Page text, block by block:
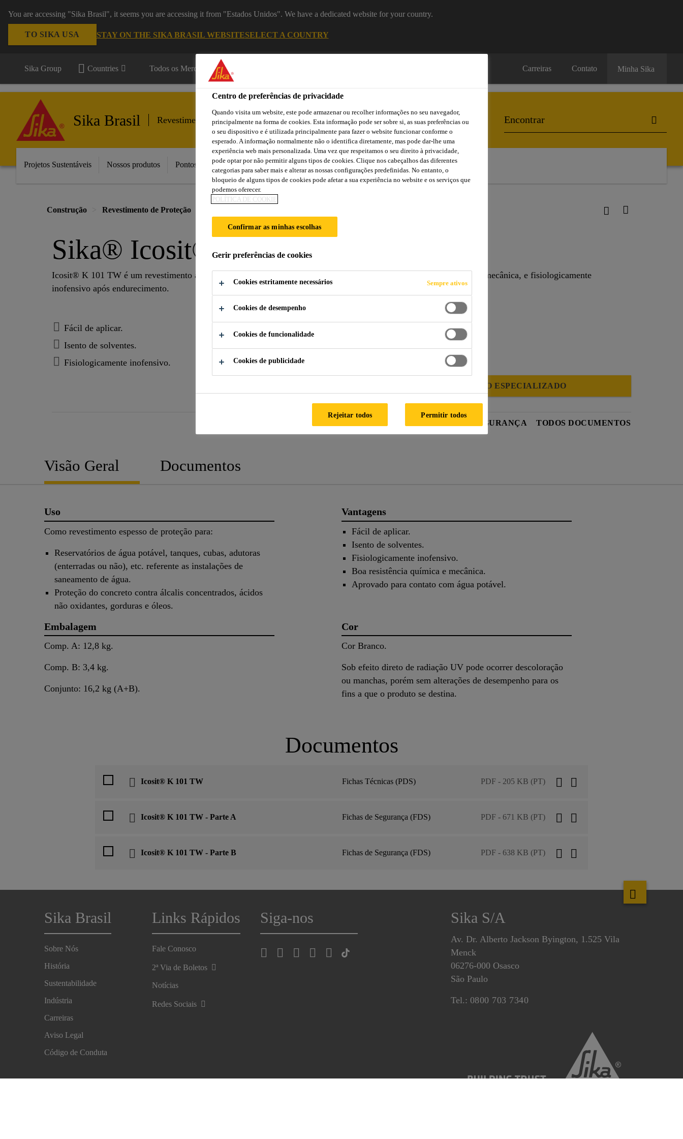
You are accessing "Sika Brasil", it seems you are accessing it from "Estados Unidos". We have a dedicated website for your country.
TO SIKA USA STAY ON THE SIKA BRASIL WEBSITESELECT A COUNTRY
Sika Group Countries Todos os Mercados Carreiras Contato Minha Sika
Sika Brasil Revestimento de Proteção
Projetos Sustentáveis Nossos produtos Pontos de Venda Downloads Atendimento Técnico Atendimento Comercial
Construção Revestimento de Proteção
Sika® Icosit® K-101 TW
Icosit® K 101 TW é um revestimento à base de resinas de epóxi, isento de solventes, com boa resistência química e mecânica, e fisiologicamente
inofensivo após endurecimento.
Fácil de aplicar.
Isento de solventes.
Fisiologicamente inofensivo.
ATENDIMENTO ESPECIALIZADO
FICHA DE SEGURANÇA TODOS DOCUMENTOS
Visão Geral Documentos
Uso
Como revestimento espesso de proteção para:
Reservatórios de água potável, tanques, cubas, adutoras
(enterradas ou não), etc. referente as instalações de
saneamento de água.
Proteção do concreto contra álcalis concentrados, ácidos
não oxidantes, gorduras e óleos.
Vantagens
Fácil de aplicar.
Isento de solventes.
Fisiologicamente inofensivo.
Boa resistência química e mecânica.
Aprovado para contato com água potável.
Embalagem
Comp. A: 12,8 kg.
Comp. B: 3,4 kg.
Conjunto: 16,2 kg (A+B).
Cor
Cor Branco.
Sob efeito direto de radiação UV pode ocorrer descoloração
ou manchas, porém sem alterações de desempenho para os
fins a que o produto se destina.
Documentos
Icosit® K 101 TW Fichas Técnicas (PDS) PDF - 205 KB (PT)
Icosit® K 101 TW - Parte A Fichas de Segurança (FDS) PDF - 671 KB (PT)
Icosit® K 101 TW - Parte B Fichas de Segurança (FDS) PDF - 638 KB (PT)
Sika Brasil
Sobre Nós
História
Sustentabilidade
Indústria
Carreiras
Aviso Legal
Código de Conduta
Links Rápidos
Fale Conosco
2ª Via de Boletos
Notícias
Redes Sociais
Siga-nos Sika S/A
Av. Dr. Alberto Jackson Byington, 1.525 Vila
Menck
06276-000 Osasco
São Paulo
Tel.: 0800 703 7340
Centro de preferências de privacidade
Quando visita um website, este pode armazenar ou recolher informações no seu navegador,
principalmente na forma de cookies. Esta informação pode ser sobre si, as suas preferências ou
o seu dispositivo e é utilizada principalmente para fazer o website funcionar conforme o
esperado. A informação normalmente não o identifica diretamente, mas pode dar-lhe uma
experiência web mais personalizada. Uma vez que respeitamos o seu direito à privacidade,
pode optar por não permitir alguns tipos de cookies. Clique nos cabeçalhos das diferentes
categorias para saber mais e alterar as nossas configurações predefinidas. No entanto, o
bloqueio de alguns tipos de cookies pode afetar a sua experiência no website e os serviços que
podemos oferecer.
POLÍTICA DE COOKIE
Confirmar as minhas escolhas
Gerir preferências de cookies
Cookies estritamente necessários Sempre ativos
Cookies de desempenho
Cookies de funcionalidade
Cookies de publicidade
Rejeitar todos Permitir todos